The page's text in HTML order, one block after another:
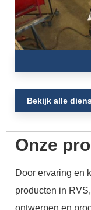
Bekijk alle
Onze
Door ervaring en
producten in
ontwerpen en